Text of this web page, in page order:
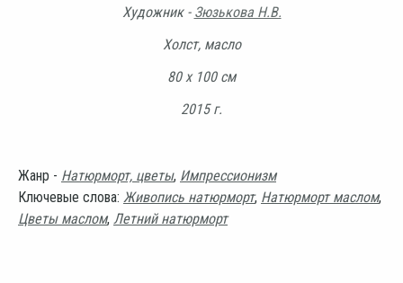
Художник - Зюзькова Н.В.
Холст, масло
80 х 100 см
2015 г.
Жанр - Натюрморт, цветы, Импрессионизм
Ключевые слова: Живопись натюрморт, Натюрморт маслом,
Цветы маслом, Летний натюрморт